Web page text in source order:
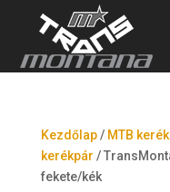
Kezdőlap/ MTB
kerékpár /
fekete/kék